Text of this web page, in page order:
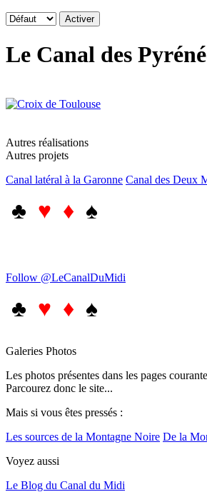
Le Canal des
Autres réalisations
Autres projets
Canal latéral à la Garonne Canal des Deux
♣ ♥ ♦ ♠
Follow @LeCanalDuMidi
♣ ♥ ♦ ♠
Galeries Photos
Les photos présentes dans les pages
Parcourez donc le site...
Mais si vous êtes pressés :
Les sources de la Montagne Noire De la
Voyez aussi
Le Blog du Canal du Midi